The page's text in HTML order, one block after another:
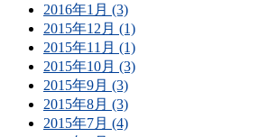
2016年1月 (3)
2015年12月 (1)
2015年11月 (1)
2015年10月 (3)
2015年9月 (3)
2015年8月 (3)
2015年7月 (4)